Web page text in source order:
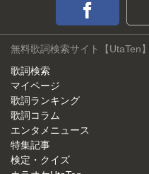
無料歌詞検索サイト【UtaTen】
歌詞検索
マイページ
歌詞ランキング
歌詞コラム
エンタメニュース
特集記事
検定・クイズ